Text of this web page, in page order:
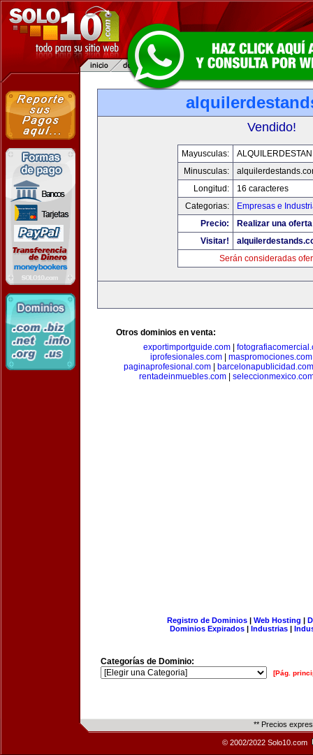
Vendido!
Mayusculas:
Minusculas:
Longitud:
16 caracteres
Categorias:
Empresas e
Precio:
Realizar una
Visitar!
Serán consideradas
Otros dominios en venta:
exportimportguide.com
iprofesionales.com
maspromociones.com
paginaprofesional.com|
barcelonapublicidad.com
rentadeinmuebles.com
Registro de Dominios| Web Hosting |
Dominios Expirados | Industrias |
Categorías de Dominio:
[Pág.
** Precios
© 2002/2022 Solo10.com